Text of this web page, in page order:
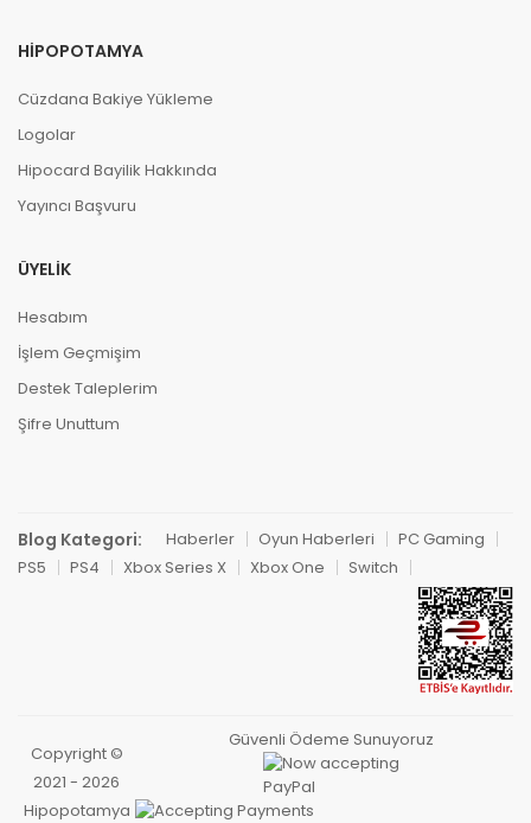
HIPOPOTAMYA
Cüzdana Bakiye Yükleme
Logolar
Hipocard Bayilik Hakkında
Yayıncı Başvuru
ÜYELIK
Hesabım
İşlem Geçmişim
Destek Taleplerim
Şifre Unuttum
Blog Kategori: Haberler Oyun Haberleri
PC Gaming
PS5
PS4 Xbox Series X Xbox One Switch
Copyright ©
2021 - 2026
Hipopotamya
Güvenli Ödeme Sunuyoruz